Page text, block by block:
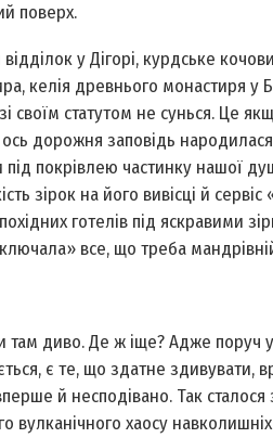
поверх.
у Дігорі, курдське
келія древнього монастиря у
своїм статутом не сунься. Це
ось дорожня заповідь
покрівлею частинку нашої
зірок на його вивісці й
готелів під яскравими
все, що треба
там диво. Де ж іще? Адже поруч
є те, що здатне здивувати,
й несподівано. Так сталося
вулканічного хаосу